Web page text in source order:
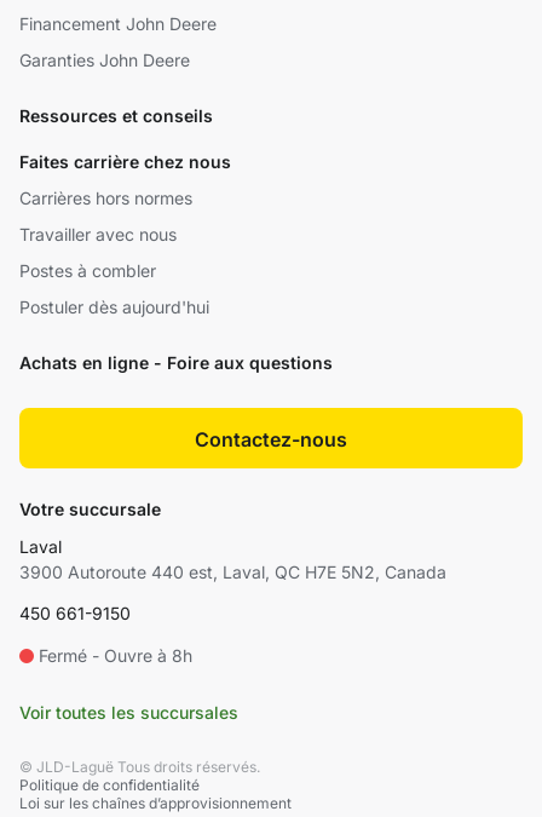
Financement John Deere
Garanties John Deere
Ressources et conseils
Faites carrière chez nous
Carrières hors normes
Travailler avec nous
Postes à combler
Postuler dès aujourd'hui
Achats en ligne - Foire aux questions
Contactez-nous
Votre succursale
Laval
3900 Autoroute 440 est, Laval, QC H7E 5N2, Canada
450 661-9150
Fermé - Ouvre à 8h
Voir toutes les succursales
© JLD-Laguë Tous droits réservés.
Politique de confidentialité
Loi sur les chaînes d’approvisionnement